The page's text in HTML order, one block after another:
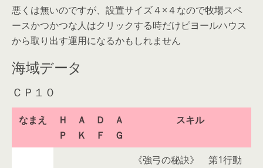
悪くは無いのですが、設置サイズ４×４なので牧場スペ
ースかつかつな人はクリックする時だけピヨールハウス
から取り出す運用になるかもしれません
海域データ
ＣＰ１０
なまえ
Ｈ
Ｐ
Ａ
Ｋ
Ｄ
Ｆ
Ａ
Ｇ
スキル
《強弓の秘訣》 第1行動